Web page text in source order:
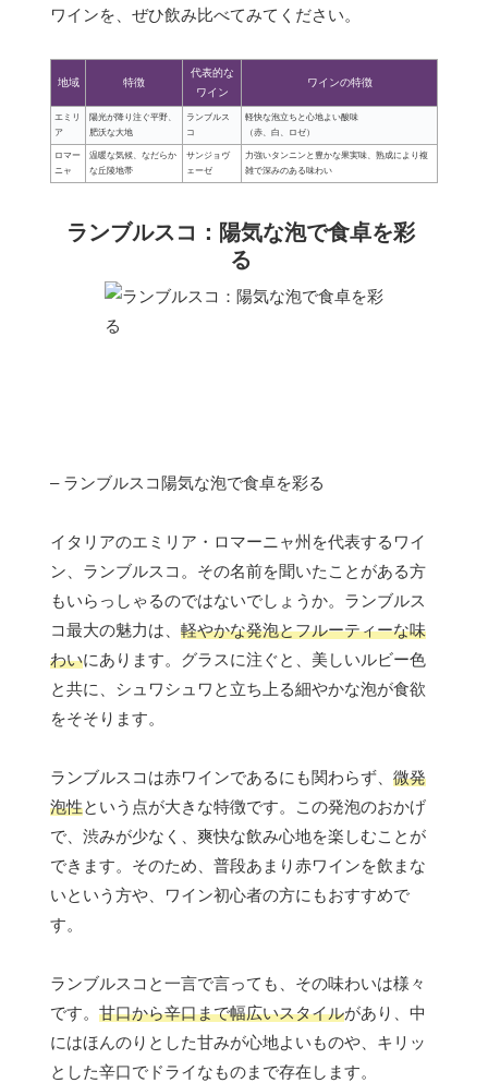
ワインを、ぜひ飲み比べてみてください。
地域 特徴
代表的な
ワイン
ワインの特徴
エミリ
ア
陽光が降り注ぐ平野、
肥沃な大地
ランブルス
コ
軽快な泡立ちと心地よい酸味
（赤、白、ロゼ）
ロマー
ニャ
温暖な気候、なだらか
な丘陵地帯
サンジョヴ
ェーゼ
力強いタンニンと豊かな果実味、熟成により複
雑で深みのある味わい
ランブルスコ：陽気な泡で食卓を彩
る
– ランブルスコ陽気な泡で食卓を彩る
イタリアのエミリア・ロマーニャ州を代表するワイ
ン、ランブルスコ。その名前を聞いたことがある方
もいらっしゃるのではないでしょうか。ランブルス
コ最大の魅力は、 軽やかな発泡とフルーティーな味
わいにあります。グラスに注ぐと、美しいルビー色
と共に、シュワシュワと立ち上る細やかな泡が食欲
をそそります。
ランブルスコは赤ワインであるにも関わらず、 微発
泡性という点が大きな特徴です。この発泡のおかげ
で、渋みが少なく、爽快な飲み心地を楽しむことが
できます。そのため、普段あまり赤ワインを飲まな
いという方や、ワイン初心者の方にもおすすめで
す。
ランブルスコと一言で言っても、その味わいは様々
です。 甘口から辛口まで幅広いスタイルがあり、中
にはほんのりとした甘みが心地よいものや、キリッ
とした辛口でドライなものまで存在します。